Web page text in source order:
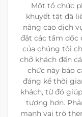
Một tổ chức
khuyết tật đã
nâng cao dịch
đặt các tấm dốc
của chúng tôi
chở khách đến
chức này báo
đáng kể thời
khách, từ đó
tượng hơn.
mạnh vai trò